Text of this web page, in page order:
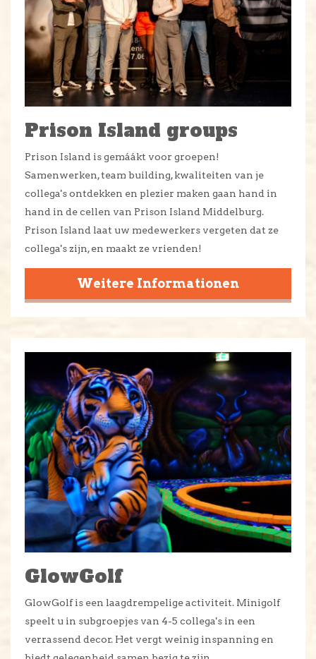
Prison Island groups
Prison Island is gemáákt voor groepen!
Samenwerken, team building, kwaliteiten van je
collega's ontdekken en plezier maken gaan hand in
hand in de cellen van Prison Island Middelburg.
Prison Island laat uw medewerkers vergeten dat ze
collega's zijn, en maakt ze vrienden!
Weitere Informationen
GlowGolf
GlowGolf is een laagdrempelige activiteit. Minigolf
speelt u in subgroepjes van 4-5 collega's in een
verrassend decor. Het vergt weinig inspanning en